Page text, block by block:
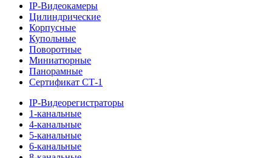
IP-Видеокамеры
Цилиндрические
Корпусные
Купольные
Поворотные
Миниатюрные
Панорамные
Сертификат СТ-1
IP-Видеорегистраторы
1-канальные
4-канальные
5-канальные
6-канальные